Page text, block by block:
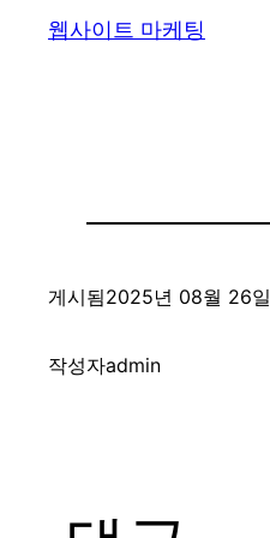
웹사이트 마케팅
게시됨2025년 08월 26일
작성자admin